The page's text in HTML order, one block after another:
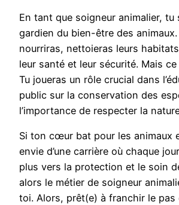
En tant que soigneur animalier, tu
gardien du bien-être des animaux.
nourriras, nettoieras leurs
leur santé et leur sécurité. Mais ce
Tu joueras un rôle crucial dans
public sur la conservation des
l’importance de respecter la
Si ton cœur bat pour les animaux
envie d’une carrière où chaque
plus vers la protection et le soin
alors le métier de soigneur
toi. Alors, prêt(e) à franchir le pas